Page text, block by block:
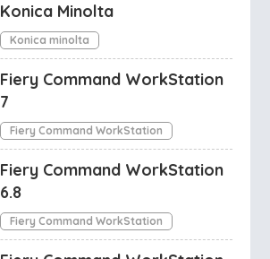
Konica Minolta
Konica minolta
Fiery Command WorkStation
7
Fiery Command WorkStation
Fiery Command WorkStation
6.8
Fiery Command WorkStation